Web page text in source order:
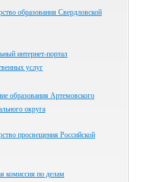
образования Свердловской
интернет-портал
услуг
образования Артемовского
округа
просвещения Российской
комиссия по делам